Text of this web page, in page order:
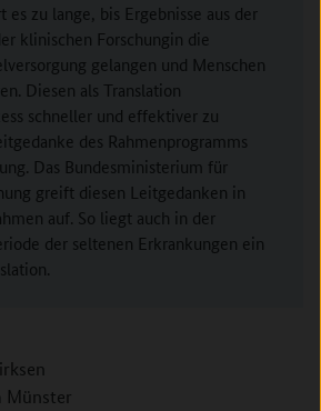
zu lange, bis Ergebnisse aus der
klinischen Forschungin die
gelangen und Menschen
Diesen als Translation
schneller und effektiver zu
des Rahmenprogramms
Das Bundesministerium für
greift diesen Leitgedanken in
auf. So liegt auch in der
der seltenen Erkrankungen ein
Münster